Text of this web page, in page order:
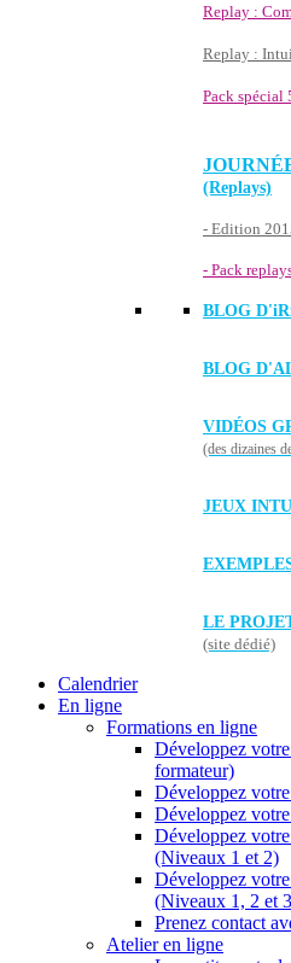
Replay :
Replay :
Pack spécial
(Replays)
- Edition
- Pack
BLOG D'
BLOG
VIDÉOS
(des dizaines
JEUX
LE
(site dédié)
Calendrier
En ligne
Formations en ligne
Développez
formateur)
Développez
Développez
Développez
(Niveaux 1 et 2)
Développez
(Niveaux 1, 2 et
Prenez contact
Atelier en ligne